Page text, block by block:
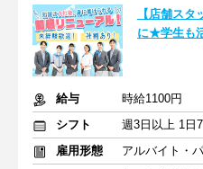
【店舗ス
に★学生も
給与
時給1100円
シフト
週3日以上 1日
雇用形態
アルバイト・